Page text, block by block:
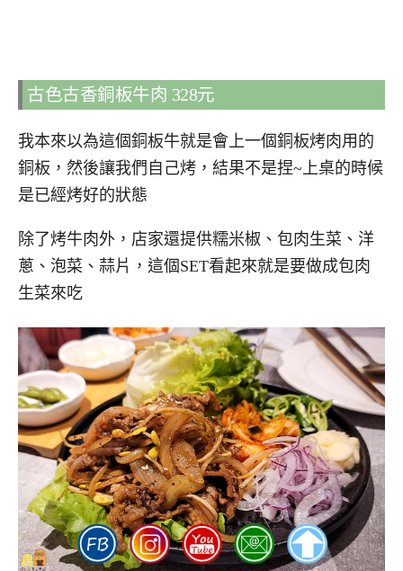
古色古香銅板牛肉 328元
我本來以為這個銅板牛就是會上一個銅板烤肉用的
銅板，然後讓我們自己烤，結果不是捏~上桌的時候
是已經烤好的狀態
除了烤牛肉外，店家還提供糯米椒、包肉生菜、洋
蔥、泡菜、蒜片，這個SET看起來就是要做成包肉
生菜來吃